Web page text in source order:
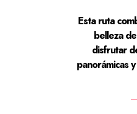
Esta ruta
belleza
disfrutar
panorámicas